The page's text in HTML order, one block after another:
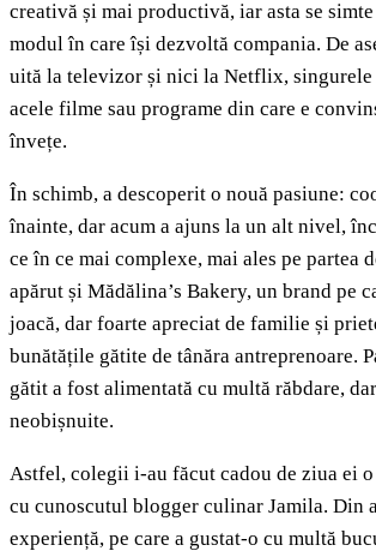
creativă și mai productivă, iar asta se
modul în care își dezvoltă compania. De
uită la televizor și nici la Netflix,
acele filme sau programe din care e
învețe.
În schimb, a descoperit o nouă pasiune:
înainte, dar acum a ajuns la un alt nivel,
ce în ce mai complexe, mai ales pe partea
apărut și Mădălina’s Bakery, un brand pe
joacă, dar foarte apreciat de familie și
bunătățile gătite de tânăra antreprenoare.
gătit a fost alimentată cu multă răbdare,
neobișnuite.
Astfel, colegii i-au făcut cadou de ziua ei
cu cunoscutul blogger culinar Jamila. Din
experiență, pe care a gustat-o cu multă